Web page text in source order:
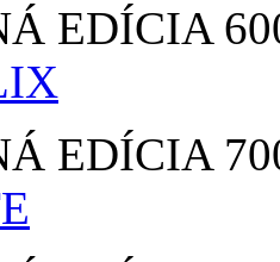
EDÍCIA
EDÍCIA